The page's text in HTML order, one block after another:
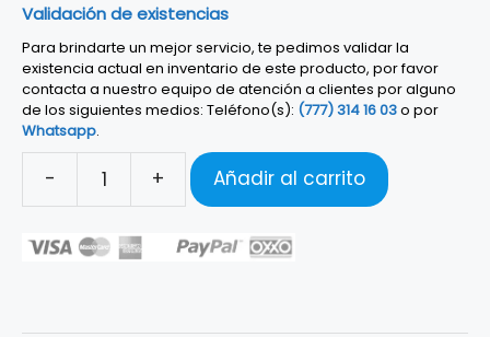
Validación de existencias
Para brindarte un mejor servicio, te pedimos validar la
existencia actual en inventario de este producto, por favor
contacta a nuestro equipo de atención a clientes por alguno
de los siguientes medios: Teléfono(s): (777) 314 16 03o por
Whatsapp.
-
Keytar
Sonogenic
cantidad
+ Añadir al carrito